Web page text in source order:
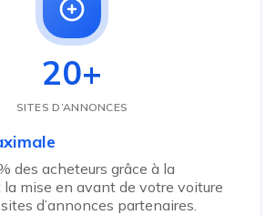
20+
SITES D’ANNONCES
des acheteurs grâce à la
mise en avant de votre voiture
d’annonces partenaires.